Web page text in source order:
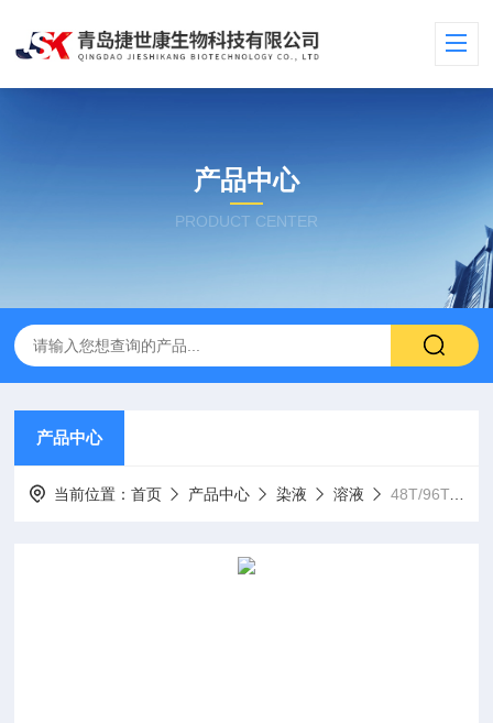
产品中心
PRODUCT CENTER
产品中心
当前位置：首页 产品中心 染液 溶液 48T/96TABTS试剂